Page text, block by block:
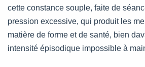
cette constance souple, faite de
pression excessive, qui produit les
matière de forme et de santé, bien
intensité épisodique impossible à